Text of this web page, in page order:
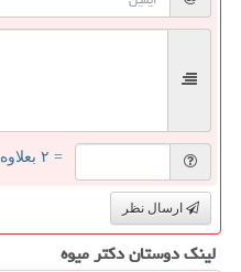
= ۲ بعلاوه ۴
ارسال نظر
لینک دوستان دكتر میوه